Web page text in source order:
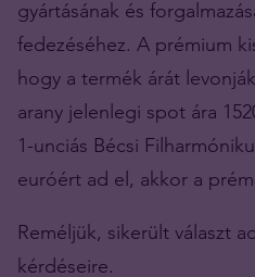
gyártásának és
fedezéséhez. A prémium
hogy a termék árát
arany jelenlegi spot ára
1-unciás Bécsi
euróért ad el, akkor a
Reméljük, sikerült választ
kérdéseire.